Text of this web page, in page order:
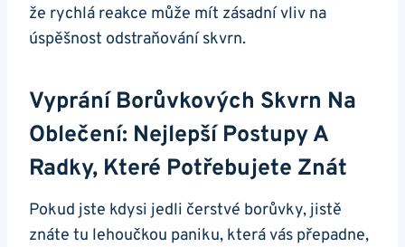
že rychlá reakce může mít zásadní vliv na
úspěšnost odstraňování skvrn.
Vyprání Borůvkových Skvrn Na
Oblečení: Nejlepší Postupy A
Radky, Které Potřebujete Znát
Pokud jste kdysi jedli čerstvé borůvky, jistě
znáte tu lehoučkou paniku, která vás přepadne,